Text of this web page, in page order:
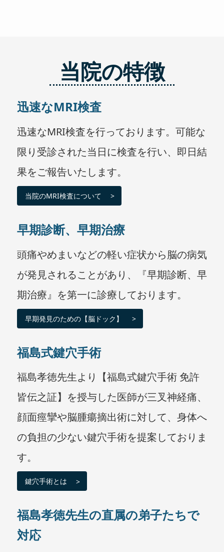
当院の特徴
迅速なMRI検査
迅速なMRI検査を行っております。可能な
限り受診された当日に検査を行い、即日結
果をご報告いたします。
当院のMRI検査について
早期診断、早期治療
頭痛やめまいなどの軽い症状から脳の病気
が発見されることがあり、『早期診断、早
期治療』を第一に診療しております。
早期発見のための【脳ドック】
福島式鍵穴手術
福島孝徳先生より【福島式鍵穴手術 免許
皆伝之証】を授与した医師が三叉神経痛、
顔面痙攣や脳腫瘍摘出術に対して、身体へ
の負担の少ない鍵穴手術を提案しておりま
す。
鍵穴手術とは
福島孝徳先生の直属の弟子たちで
対応